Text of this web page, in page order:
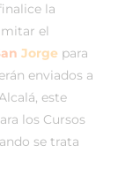
la
el
Jorge para
enviados a
este
los Cursos
se trata